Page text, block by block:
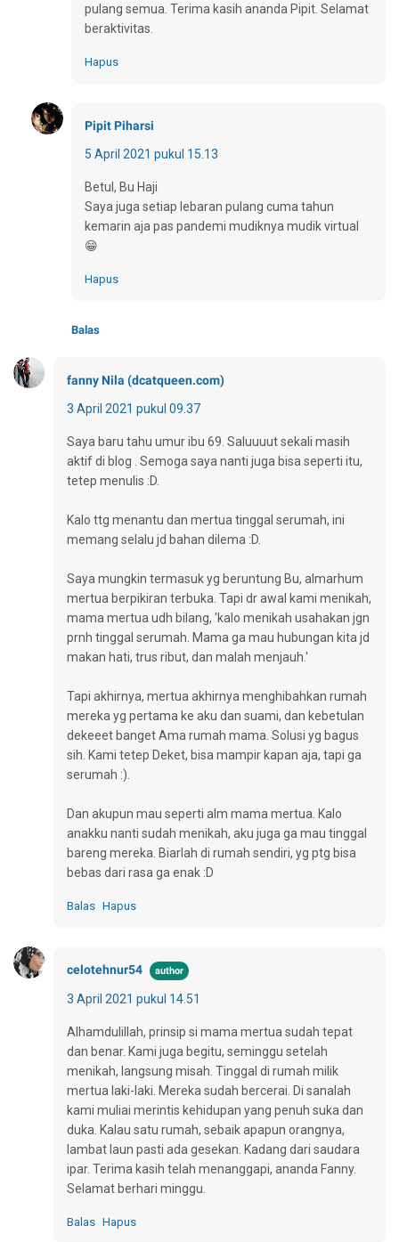
pulang semua. Terima kasih ananda Pipit. Selamat
beraktivitas.
Hapus
Pipit Piharsi
5 April 2021 pukul 15.13
Betul, Bu Haji
Saya juga setiap lebaran pulang cuma tahun
kemarin aja pas pandemi mudiknya mudik virtual
😁
Hapus
Balas
fanny Nila (dcatqueen.com)
3 April 2021 pukul 09.37
Saya baru tahu umur ibu 69. Saluuuut sekali masih
aktif di blog . Semoga saya nanti juga bisa seperti itu,
tetep menulis :D.
Kalo ttg menantu dan mertua tinggal serumah, ini
memang selalu jd bahan dilema :D.
Saya mungkin termasuk yg beruntung Bu, almarhum
mertua berpikiran terbuka. Tapi dr awal kami menikah,
mama mertua udh bilang, 'kalo menikah usahakan jgn
prnh tinggal serumah. Mama ga mau hubungan kita jd
makan hati, trus ribut, dan malah menjauh.'
Tapi akhirnya, mertua akhirnya menghibahkan rumah
mereka yg pertama ke aku dan suami, dan kebetulan
dekeeet banget Ama rumah mama. Solusi yg bagus
sih. Kami tetep Deket, bisa mampir kapan aja, tapi ga
serumah :).
Dan akupun mau seperti alm mama mertua. Kalo
anakku nanti sudah menikah, aku juga ga mau tinggal
bareng mereka. Biarlah di rumah sendiri, yg ptg bisa
bebas dari rasa ga enak :D
Balas Hapus
celotehnur54
3 April 2021 pukul 14.51
Alhamdulillah, prinsip si mama mertua sudah tepat
dan benar. Kami juga begitu, seminggu setelah
menikah, langsung misah. Tinggal di rumah milik
mertua laki-laki. Mereka sudah bercerai. Di sanalah
kami muliai merintis kehidupan yang penuh suka dan
duka. Kalau satu rumah, sebaik apapun orangnya,
lambat laun pasti ada gesekan. Kadang dari saudara
ipar. Terima kasih telah menanggapi, ananda Fanny.
Selamat berhari minggu.
Balas Hapus